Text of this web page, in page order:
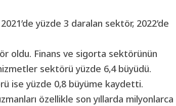
yüzde 3 daralan sektör, 2022’de
oldu. Finans ve sigorta sektörünün
sektörü yüzde 6,4 büyüdü.
ise yüzde 0,8 büyüme kaydetti.
özellikle son yıllarda milyonlarca